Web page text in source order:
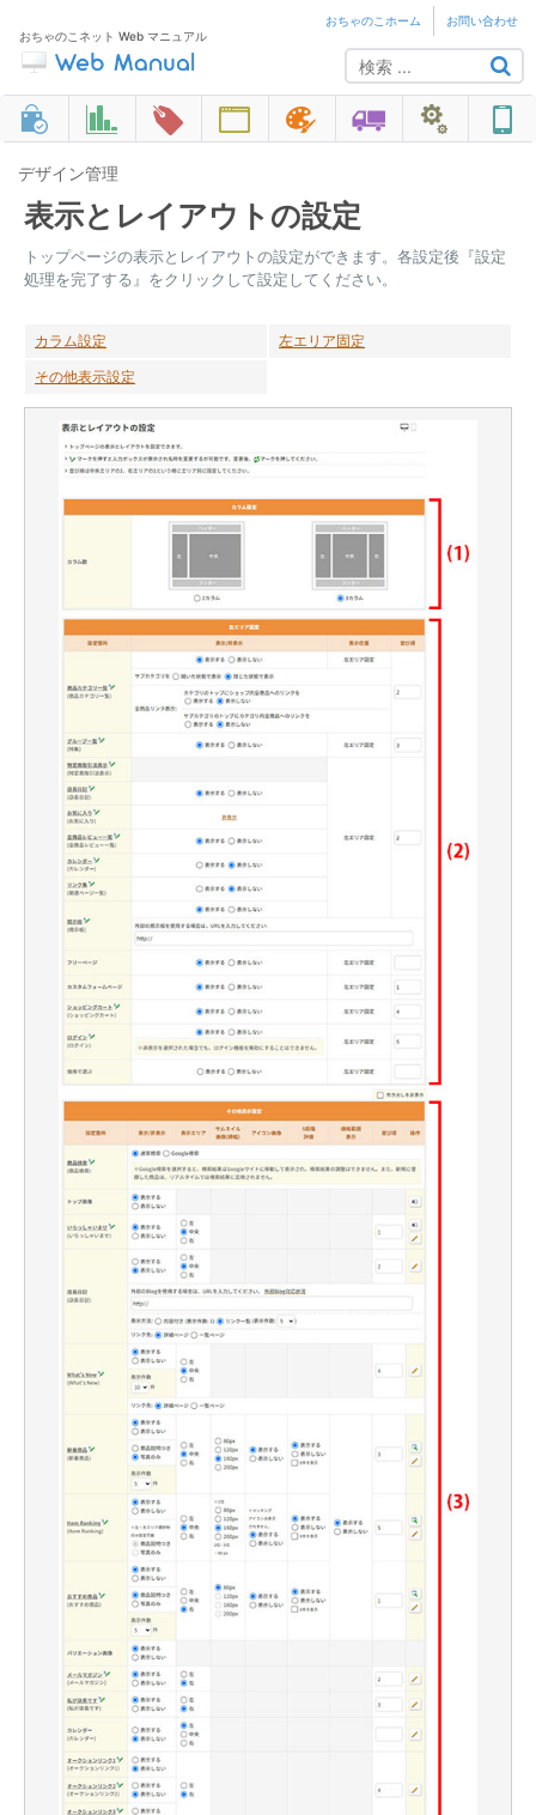
おちゃのこネット Web マニュアル
おちゃのこホーム お問い合わせ
デザイン管理
表示とレイアウトの設定
トップページの表示とレイアウトの設定ができます。各設定後『設定
処理を完了する』をクリックして設定してください。
カラム設定
左エリア固定
その他表示設定